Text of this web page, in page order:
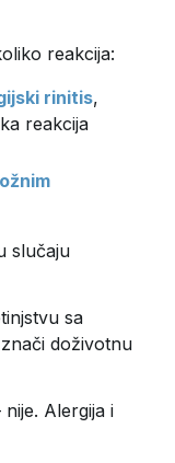
reakcija:
rinitis,
reakcija
slučaju
sa
doživotnu
Alergija i